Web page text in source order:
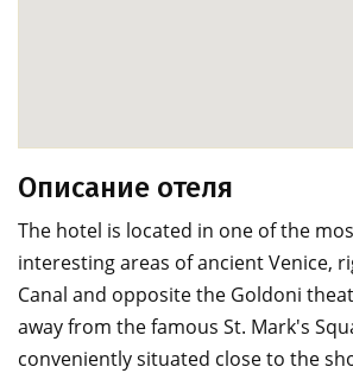
Описание отеля
The hotel is located in one of the
interesting areas of ancient Venice,
Canal and opposite the Goldoni
away from the famous St. Mark's
conveniently situated close to the